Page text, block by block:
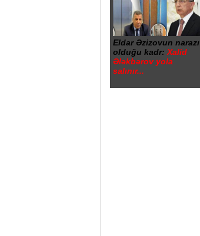
Eldar Əzizovun narazı
olduğu kadr: Xalid
Ələkbərov yola
salınır...